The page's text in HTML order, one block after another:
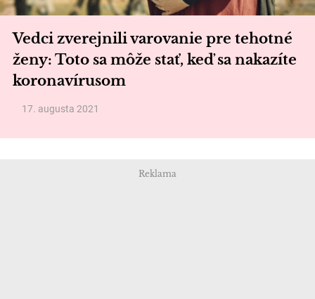
Vedci zverejnili varovanie pre tehotné
ženy: Toto sa môže stať, keď sa nakazíte
koronavírusom
17. augusta 2021
Reklama